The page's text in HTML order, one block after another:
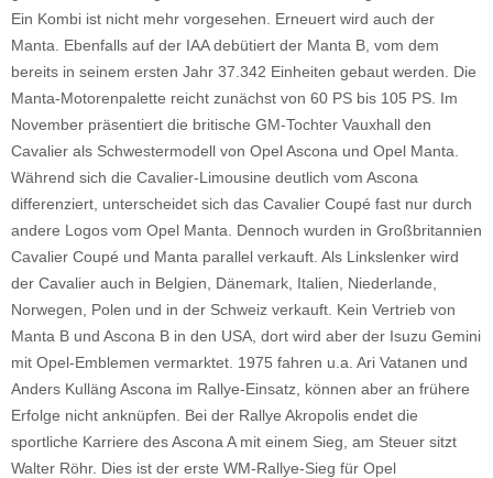
Ein Kombi ist nicht mehr vorgesehen. Erneuert wird auch der
Manta. Ebenfalls auf der IAA debütiert der Manta B, vom dem
bereits in seinem ersten Jahr 37.342 Einheiten gebaut werden. Die
Manta-Motorenpalette reicht zunächst von 60 PS bis 105 PS. Im
November präsentiert die britische GM-Tochter Vauxhall den
Cavalier als Schwestermodell von Opel Ascona und Opel Manta.
Während sich die Cavalier-Limousine deutlich vom Ascona
differenziert, unterscheidet sich das Cavalier Coupé fast nur durch
andere Logos vom Opel Manta. Dennoch wurden in Großbritannien
Cavalier Coupé und Manta parallel verkauft. Als Linkslenker wird
der Cavalier auch in Belgien, Dänemark, Italien, Niederlande,
Norwegen, Polen und in der Schweiz verkauft. Kein Vertrieb von
Manta B und Ascona B in den USA, dort wird aber der Isuzu Gemini
mit Opel-Emblemen vermarktet. 1975 fahren u.a. Ari Vatanen und
Anders Kulläng Ascona im Rallye-Einsatz, können aber an frühere
Erfolge nicht anknüpfen. Bei der Rallye Akropolis endet die
sportliche Karriere des Ascona A mit einem Sieg, am Steuer sitzt
Walter Röhr. Dies ist der erste WM-Rallye-Sieg für Opel